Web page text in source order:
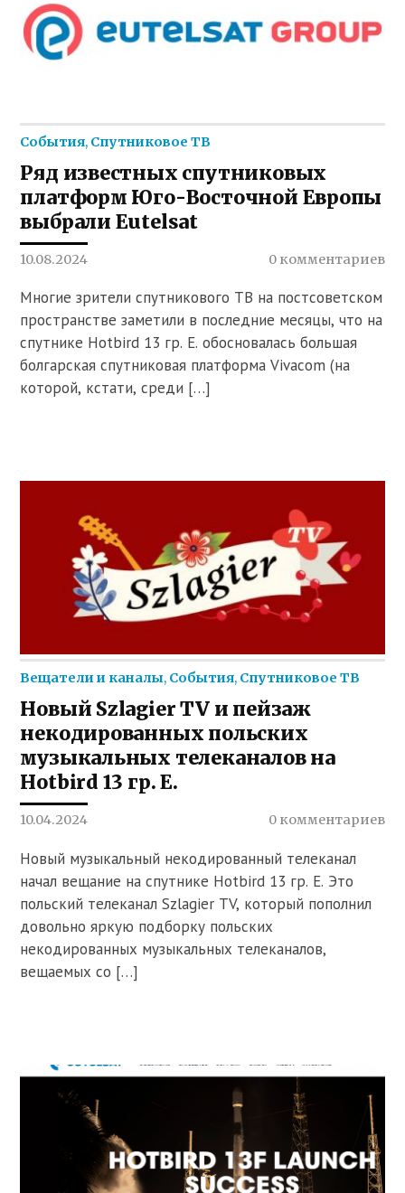
События, Спутниковое ТВ
Ряд известных спутниковых
платформ Юго-Восточной Европы
выбрали Eutelsat
10.08.2024 0 комментариев
Многие зрители спутникового ТВ на постсоветском
пространстве заметили в последние месяцы, что на
спутнике Hotbird 13 гр. E. обосновалась большая
болгарская спутниковая платформа Vivacom (на
которой, кстати, среди […]
Вещатели и каналы, События, Спутниковое ТВ
Новый Szlagier TV и пейзаж
некодированных польских
музыкальных телеканалов на
Hotbird 13 гр. E.
10.04.2024 0 комментариев
Новый музыкальный некодированный телеканал
начал вещание на спутнике Hotbird 13 гр. E. Это
польский телеканал Szlagier TV, который пополнил
довольно яркую подборку польских
некодированных музыкальных телеканалов,
вещаемых со […]